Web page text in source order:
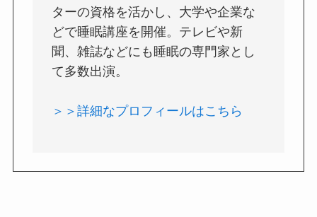
ターの資格を活かし、大学や企業な
どで睡眠講座を開催。テレビや新
聞、雑誌などにも睡眠の専門家とし
て多数出演。
＞＞詳細なプロフィールはこちら